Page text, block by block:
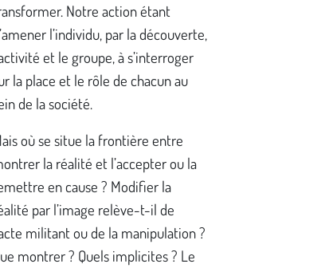
Notre action étant
l’individu, par la découverte,
et le groupe, à s’interroger
la place et le rôle de chacun au
de la société.
où se situe la frontière entre
la réalité et l’accepter ou la
en cause ? Modifier la
par l’image relève-t-il de
militant ou de la manipulation ?
montrer ? Quels implicites ? Le